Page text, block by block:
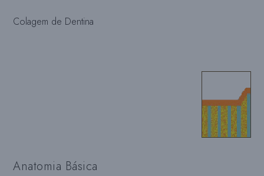
Colagem de Dentina
Anatomia Básica